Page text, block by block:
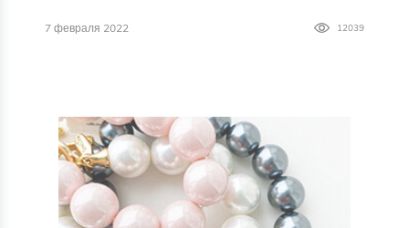
7 февраля 2022 12039